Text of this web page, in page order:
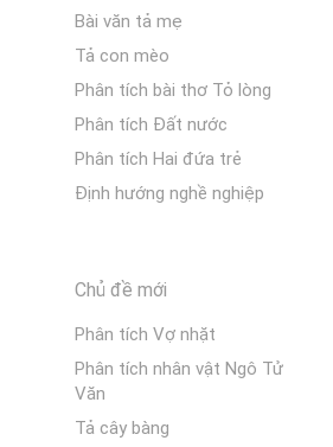
Bài văn tả mẹ
Tả con mèo
Phân tích bài thơ Tỏ lòng
Phân tích Đất nước
Phân tích Hai đứa trẻ
Định hướng nghề nghiệp
Chủ đề mới
Phân tích Vợ nhặt
Phân tích nhân vật Ngô Tử
Văn
Tả cây bàng